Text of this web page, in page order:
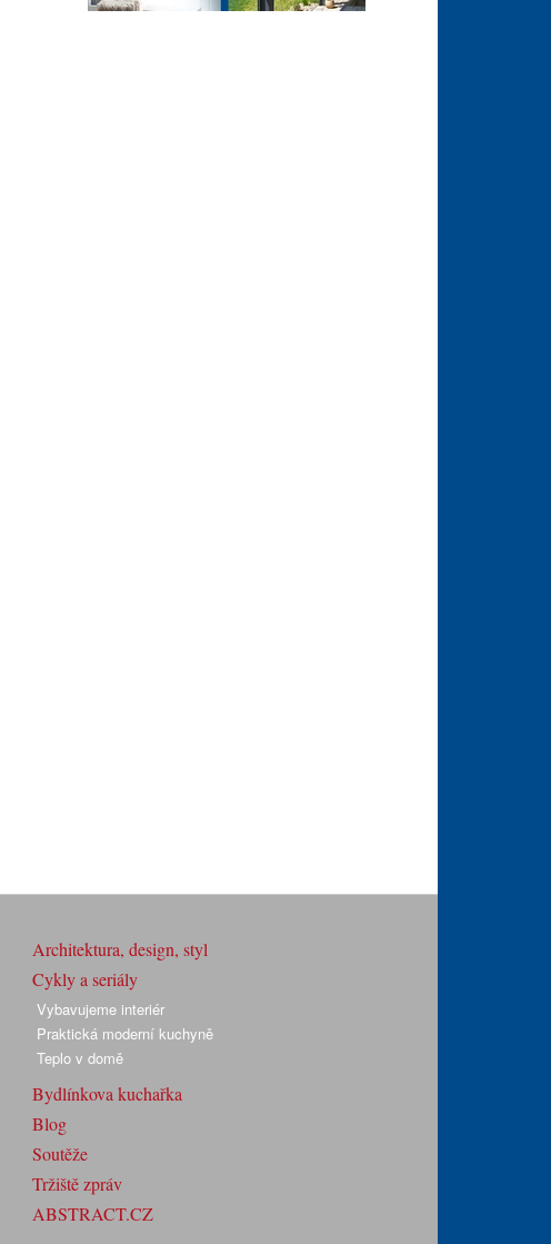
Architektura, design, styl
Cykly a seriály
Vybavujeme interiér
Praktická moderní kuchyně
Teplo v domě
Bydlínkova kuchařka
Blog
Soutěže
Tržiště zpráv
ABSTRACT.CZ